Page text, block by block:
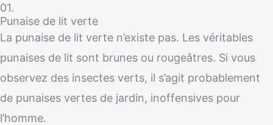
01.
Punaise de lit verte
La punaise de lit verte n’existe pas. Les véritables
punaises de lit sont brunes ou rougeâtres. Si vous
observez des insectes verts, il s’agit probablement
de punaises vertes de jardin, inoffensives pour
l’homme.